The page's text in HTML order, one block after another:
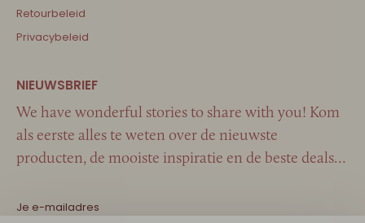
Retourbeleid
Privacybeleid
We have wonderful stories to share with you! Kom
als eerste alles te weten over de nieuwste
producten, de mooiste inspiratie en de beste deals…